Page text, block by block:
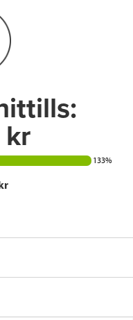
133%